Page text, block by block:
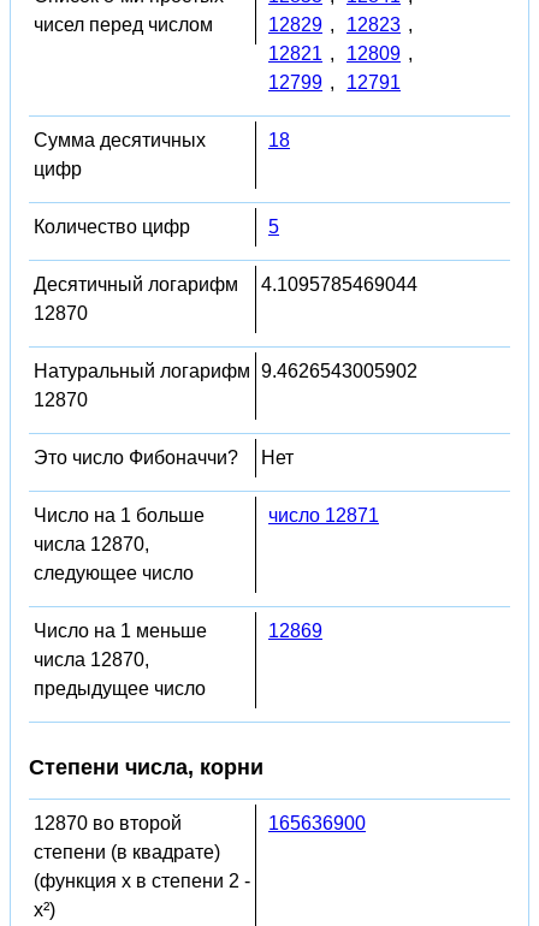
чисел перед числом
12829 , 12823 ,
12821 , 12809 ,
12799 , 12791
Сумма десятичных
цифр
18
Количество цифр 5
Десятичный логарифм
12870
4.1095785469044
Натуральный логарифм
12870
9.4626543005902
Это число Фибоначчи? Нет
Число на 1 больше
числа 12870,
следующее число
число 12871
Число на 1 меньше
числа 12870,
предыдущее число
12869
Степени числа, корни
12870 во второй
степени (в квадрате)
(функция x в степени 2 -
x²)
165636900